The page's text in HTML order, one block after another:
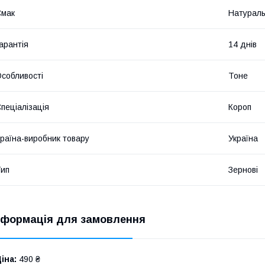
14 днів
Тоне
Короп
виробник товару Україна
Зернові
для замовлення
490 ₴